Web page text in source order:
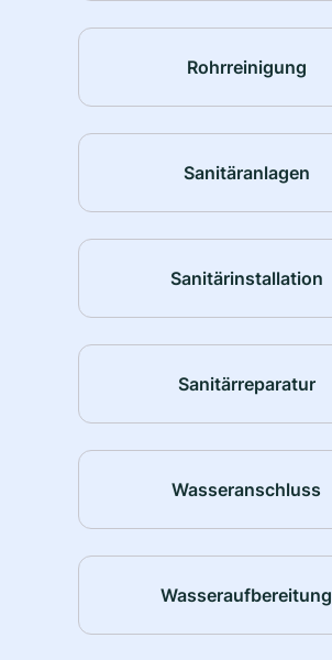
Rohrreinigung
Sanitäranlagen
Sanitärinstallation
Sanitärreparatur
Wasseranschluss
Wasseraufbereitung